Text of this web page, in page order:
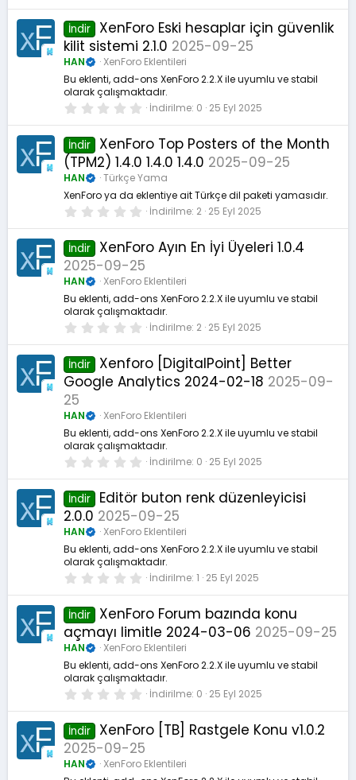
0
0
y
ı
d
ı
z
İndir
XenForo Eski hesaplar için güvenlik
kilit sistemi 2.1.0 2025-09-25
HAN
XenForo Eklentileri
Bu eklenti, add-ons XenForo 2.2.X ile uyumlu ve stabil
olarak çalışmaktadır.
0
0
0
y
l
d
ı
z
İndirilme 0 25 Eyl 2025
İndir
XenForo Top Posters of the Month
(TPM2) 1.4.0 1.4.0 1.4.0 2025-09-25
HAN
Türkçe Yama
XenForo ya da eklentiye ait Türkçe dil paketi yamasıdır.
0
0
0
y
ı
d
ı
z
İndirilme 2 25 Eyl 2025
İndir
XenForo Ayın En İyi Üyeleri 1.0.4
2025-09-25
HAN
XenForo Eklentileri
Bu eklenti, add-ons XenForo 2.2.X ile uyumlu ve stabil
olarak çalışmaktadır.
0
0
0
y
ı
İndirilme 2 25 Eyl 2025
İndir
Xenforo [DigitalPoint] Better
Google Analytics 2024-02-18 2025-09-
25
HAN
XenForo Eklentileri
Bu eklenti, add-ons XenForo 2.2.X ile uyumlu ve stabil
olarak çalışmaktadır.
0
0
0
y
ı
d
ı
z
İndirilme 0 25 Eyl 2025
İndir
Editör buton renk düzenleyicisi
2.0.0 2025-09-25
HAN
XenForo Eklentileri
Bu eklenti, add-ons XenForo 2.2.X ile uyumlu ve stabil
olarak çalışmaktadır.
0
0
0
y
ı
d
ı
z
İndirilme 1 25 Eyl 2025
İndir
XenForo Forum bazında konu
açmayı limitle 2024-03-06 2025-09-25
HAN
XenForo Eklentileri
Bu eklenti, add-ons XenForo 2.2.X ile uyumlu ve stabil
olarak çalışmaktadır.
0
0
0
y
ı
d
İndirilme 0 25 Eyl 2025
İndir
XenForo [TB] Rastgele Konu v1.0.2
2025-09-25
HAN
XenForo Eklentileri